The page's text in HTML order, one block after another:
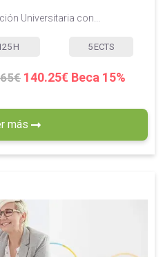
Universitaria con...
H 5 ECTS
140.25€ Beca 15%
más